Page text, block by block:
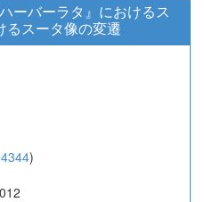
ーバーラタ』におけるス
るスータ像の変遷
)